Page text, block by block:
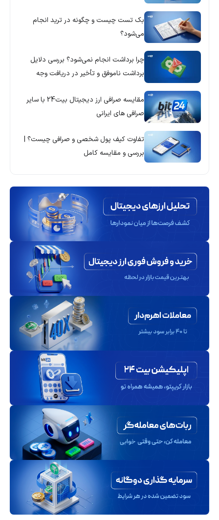
بک تست چیست و چگونه در ترید انجام
می‌شود؟
چرا برداشت انجام نمی‌شود؟ بررسی دلایل
برداشت ناموفق و تأخیر در دریافت وجه
مقایسه صرافی ارز دیجیتال بیت24 با سایر
صرافی های ایرانی
تفاوت کیف پول شخصی و صرافی چیست؟ |
بررسی و مقایسه کامل